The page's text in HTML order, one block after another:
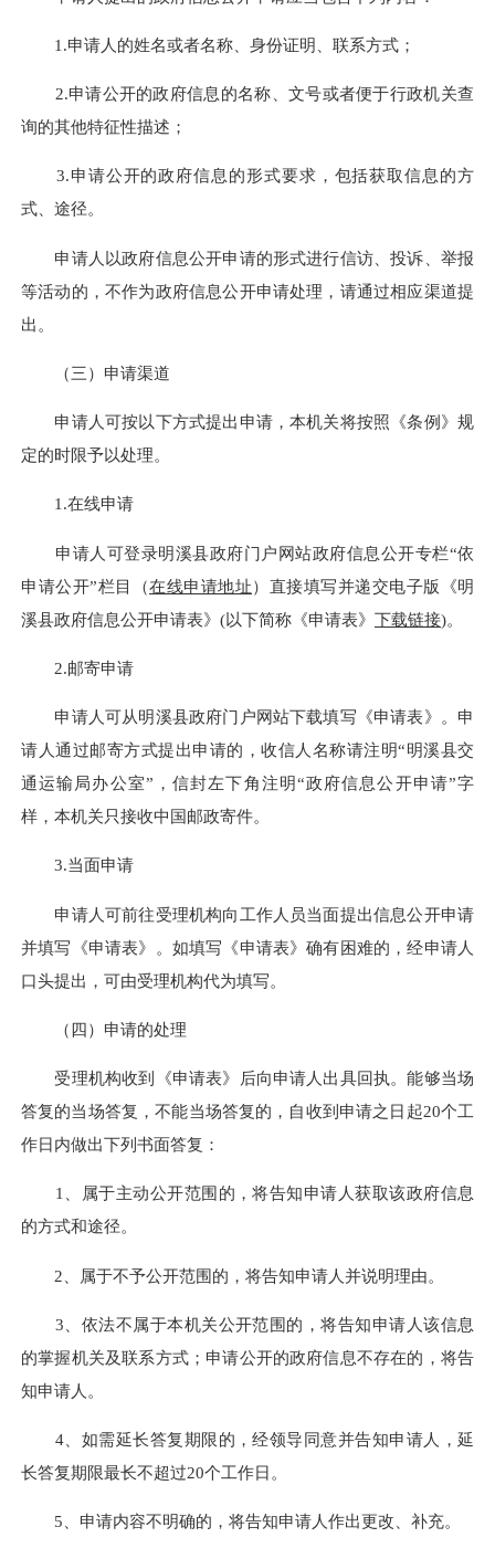
1.申请人的姓名或者名称、身份证明、联系方式；
2.申请公开的政府信息的名称、文号或者便于行政机关查
询的其他特征性描述；
3.申请公开的政府信息的形式要求，包括获取信息的方
式、途径。
申请人以政府信息公开申请的形式进行信访、投诉、举报
等活动的，不作为政府信息公开申请处理，请通过相应渠道提
出。
（三）申请渠道
申请人可按以下方式提出申请，本机关将按照《条例》规
定的时限予以处理。
1.在线申请
申请人可登录明溪县政府门户网站政府信息公开专栏“依
申请公开”栏目（在线申请地址）直接填写并递交电子版《明
溪县政府信息公开申请表》 (以下简称《申请表》 下载链接)。
2.邮寄申请
申请人可从明溪县政府门户网站下载填写《申请表》。申
请人通过邮寄方式提出申请的，收信人名称请注明“明溪县交
通运输局办公室”，信封左下角注明“政府信息公开申请”字
样，本机关只接收中国邮政寄件。
3.当面申请
申请人可前往受理机构向工作人员当面提出信息公开申请
并填写《申请表》。如填写《申请表》确有困难的，经申请人
口头提出，可由受理机构代为填写。
（四）申请的处理
受理机构收到《申请表》后向申请人出具回执。能够当场
答复的当场答复，不能当场答复的，自收到申请之日起20个工
作日内做出下列书面答复：
1、属于主动公开范围的，将告知申请人获取该政府信息
的方式和途径。
2、属于不予公开范围的，将告知申请人并说明理由。
3、依法不属于本机关公开范围的，将告知申请人该信息
的掌握机关及联系方式；申请公开的政府信息不存在的，将告
知申请人。
4、如需延长答复期限的，经领导同意并告知申请人，延
长答复期限最长不超过20个工作日。
5、申请内容不明确的，将告知申请人作出更改、补充。